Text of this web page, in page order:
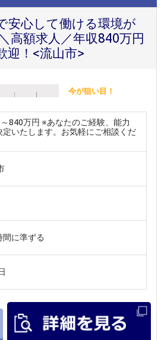
安心して働ける環境が
高額求人／年収840万円
迎！<流山市>
今が狙い目！
840万円 ※あなたのご経験、能力
定いたします。お気軽にご相談くだ
間に準ずる